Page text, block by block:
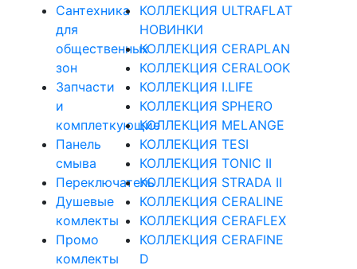
Сантехника
для
общественных
зон
Запчасти
и
комплеткующие
Панель
смыва
Переключатель
Душевые
комлекты
Промо
комлекты
КОЛЛЕКЦИЯ ULTRAFLAT
НОВИНКИ
КОЛЛЕКЦИЯ CERAPLAN
КОЛЛЕКЦИЯ CERALOOK
КОЛЛЕКЦИЯ I.LIFE
КОЛЛЕКЦИЯ SPHERO
КОЛЛЕКЦИЯ MELANGE
КОЛЛЕКЦИЯ TESI
КОЛЛЕКЦИЯ TONIC II
КОЛЛЕКЦИЯ STRADA II
КОЛЛЕКЦИЯ CERALINE
КОЛЛЕКЦИЯ CERAFLEX
КОЛЛЕКЦИЯ CERAFINE
D